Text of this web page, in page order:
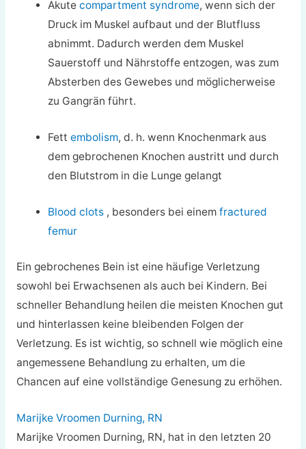
Akutecompartment syndrome, wenn sich der
Druck im Muskel aufbaut und der Blutfluss
abnimmt. Dadurch werden dem Muskel
Sauerstoff und Nährstoffe entzogen, was zum
Absterben des Gewebes und möglicherweise
zu Gangrän führt.
Fettembolism, d. h. wenn Knochenmark aus
dem gebrochenen Knochen austritt und durch
den Blutstrom in die Lunge gelangt
Blood clots , besonders bei einemfractured
femur
Ein gebrochenes Bein ist eine häufige Verletzung
sowohl bei Erwachsenen als auch bei Kindern. Bei
schneller Behandlung heilen die meisten Knochen gut
und hinterlassen keine bleibenden Folgen der
Verletzung. Es ist wichtig, so schnell wie möglich eine
angemessene Behandlung zu erhalten, um die
Chancen auf eine vollständige Genesung zu erhöhen.
Marijke Vroomen Durning, RN
Marijke Vroomen Durning, RN, hat in den letzten 20